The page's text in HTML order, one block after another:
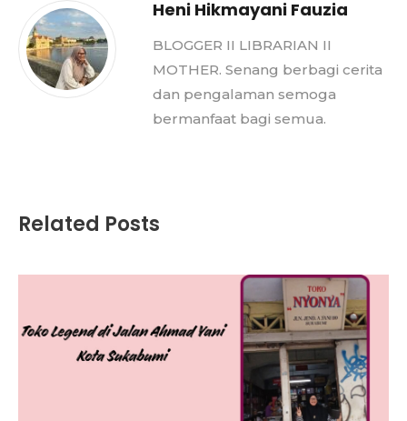
Heni Hikmayani Fauzia
BLOGGER II LIBRARIAN II
MOTHER. Senang berbagi cerita
dan pengalaman semoga
bermanfaat bagi semua.
Related Posts